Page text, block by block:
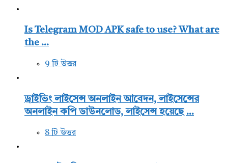
Is Telegram MOD APK safe to use? What are
the ...
9 টি উত্তর
ড্রাইভিং লাইসেন্স অনলাইন আবেদন, লাইসেন্সের
অনলাইন কপি ডাউনলোড, লাইসেন্স হয়েছে ...
8 টি উত্তর